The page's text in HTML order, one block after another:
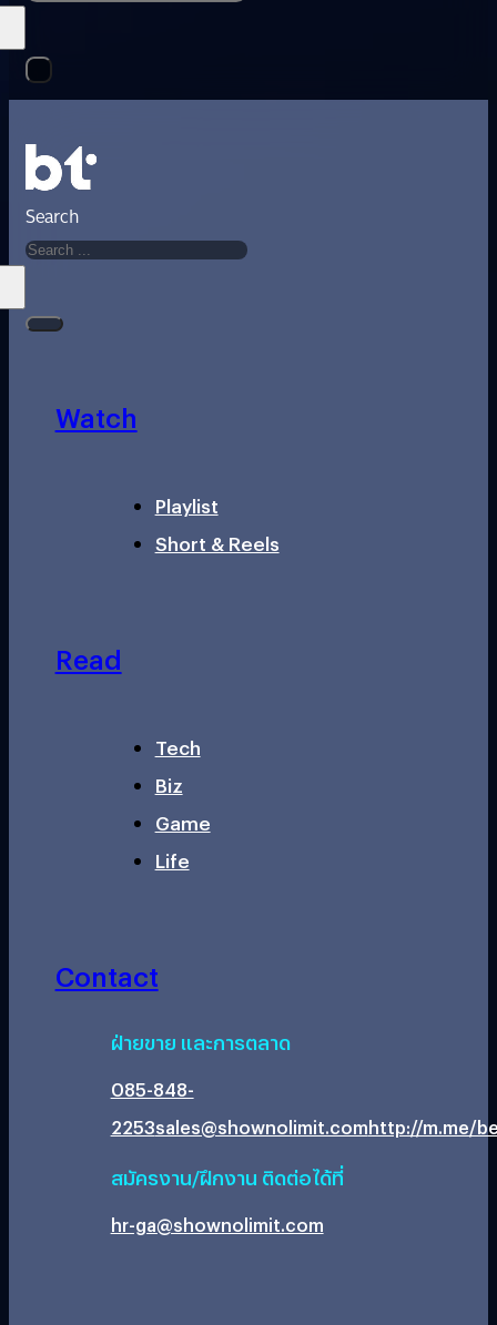
Search
Watch
Playlist
Short & Reels
Read
Tech
Biz
Game
Life
Contact
ฝ่ายขาย และการตลาด
085-848-
2253sales@shownolimit.comhttp://m.me/
สมัครงาน/ฝึกงาน ติดต่อได้ที่
hr-ga@shownolimit.com